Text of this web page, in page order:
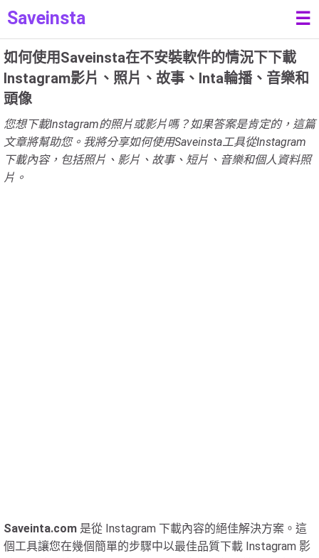
Saveinsta ☰
如何使用Saveinsta在不安裝軟件的情況下下載
Instagram影片、照片、故事、Inta輪播、音樂和
頭像
您想下載Instagram的照片或影片嗎？如果答案是肯定的，這篇
文章將幫助您。我將分享如何使用Saveinsta工具從Instagram
下載內容，包括照片、影片、故事、短片、音樂和個人資料照
片。
Saveinta.com 是從 Instagram 下載內容的絕佳解決方案。這
個工具讓您在幾個簡單的步驟中以最佳品質下載 Instagram 影